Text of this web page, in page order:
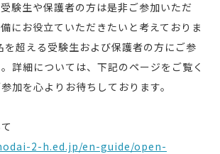
験生や保護者の方は是非ご参加いただ
にお役立ていただきたいと考えておりま
超える受験生および保護者の方にご参
詳細については、下記のページをご覧く
加を心よりお待ちしております。
2-h.ed.jp/en-guide/open-